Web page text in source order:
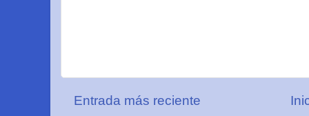
Entrada más reciente